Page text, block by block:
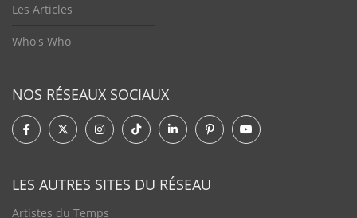
Les Articles
Who's Who
NOS RÉSEAUX SOCIAUX
LES AUTRES SITES DU RÉSEAU
Artistes du Temps